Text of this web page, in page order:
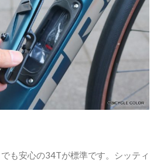
も安心の34Tが標準です。シッティ